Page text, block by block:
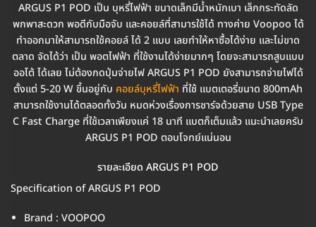
ARGUS P1 POD เป็น บุหรี่ไฟฟ้า ขนาดเล็กมีน้ำหนักเบา เล็กกระทัดลัด
พกพาสะดวก พอดีกับมือจับ และคอยล์ที่สามารใช้ได้ ทางค่าย Voopoo ได้
ทำออกมาให้สามารถใช้คอยล์ ได้ 2 แบบ เลยทำให้หาซื้อได้ง่าย และไม่ขาด
ตลาด จัดได้ว่า เป็น พอตไฟฟ้า ที่ใช้งานได้ง่ายมากๆ โดยจะสามารถสูบแบบ
ออโต้ ได้เลย ไม่ต้องกดปุ่มจ่ายไฟ ARGUS P1 POD ยังสามารถจ่ายไฟได้
ตั้งแต่ 5-20 W ขึ้นอยู่กับ คอยล์บุหรี่ไฟฟ้า ที่ใช้ แบตเตอรี่ขนาด 800mAh
สามารถใช้งานได้ตลอดทั้งวัน หมดห่วงเรื่องการชาร์จด้วยสาย USB Type
C Fast Charge ที่ใช้เวลาเพียงแค่ 18 นาที แบตก็เต็มแล้ว แนะนำเลยครับ
ARGUS P1 POD ตอบโจทย์แน่นอน
รายละเอียด ARGUS P1 POD
Specification of ARGUS P1 POD
Brand : VOOPOO